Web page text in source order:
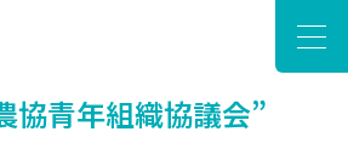
協青年組織協議会”